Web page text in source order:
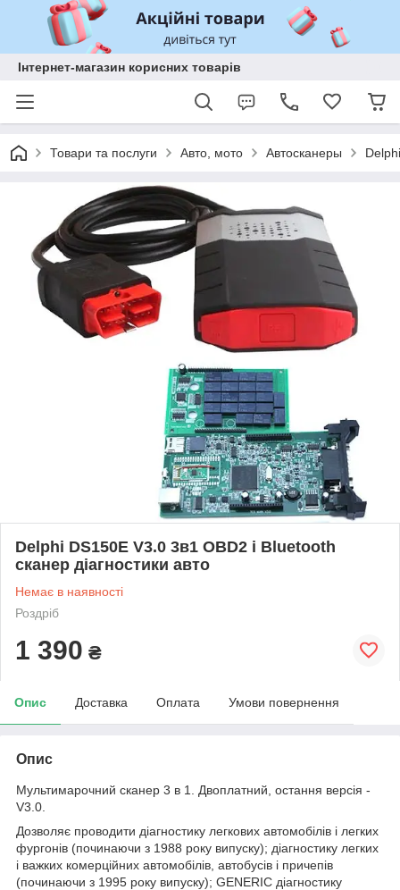
Інтернет-магазин корисних товарів
Товари та послуги Авто, мото Автосканеры
Delphi DS150E V3.0 3в1 OBD2 і Bluetooth
сканер діагностики авто
Немає в наявності
Роздріб
1 390 ₴
Опис Доставка Оплата Умови повернення
Опис
Мультимарочний сканер 3 в 1. Двоплатний, остання версія -
V3.0.
Дозволяє проводити діагностику легкових автомобілів і легких
фургонів (починаючи з 1988 року випуску); діагностику легких
і важких комерційних автомобілів, автобусів і причепів
(починаючи з 1995 року випуску); GENERIС діагностику